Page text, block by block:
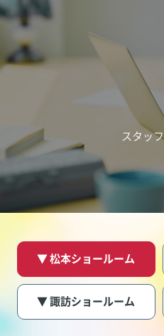
スタッ
▼ 松本ショールーム
▼ 諏訪ショールーム